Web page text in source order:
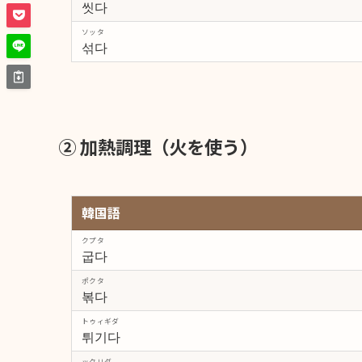
씻다
섞다
ソッタ
② 加熱調理（火を使う）
韓国語
굽다
クプタ
볶다
ポクタ
튀기다
トゥィギダ